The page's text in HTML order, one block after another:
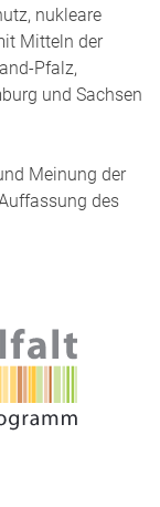
nukleare
Mitteln der
Pfalz,
und Sachsen
Meinung der
des